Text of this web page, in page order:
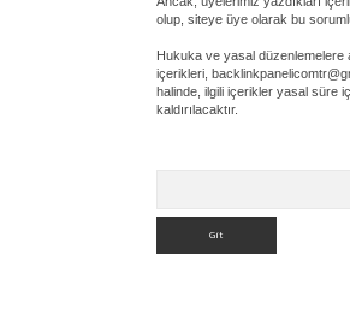
olup, siteye üye olarak bu
Hukuka ve yasal düzenlemelere
içerikleri,
halinde, ilgili içerikler yasal süre
kaldırılacaktır.